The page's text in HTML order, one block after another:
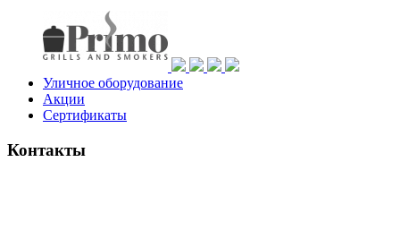
Уличное оборудование
Акции
Сертификаты
Контакты